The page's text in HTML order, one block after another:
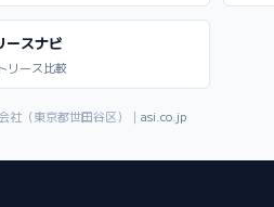
ースナビ
リース比較
社（東京都世田谷区）｜ asi.co.jp